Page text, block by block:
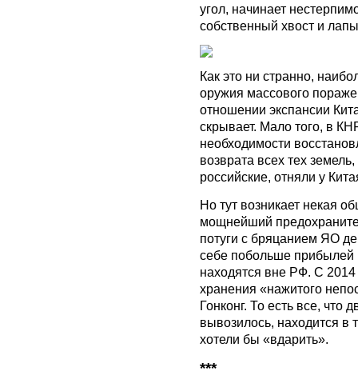
угол, начинает
собственный хвост и
Как это ни странно,
оружия массового
отношении экспансии
скрывает. Мало того, в
необходимости
возврата всех тех
российские, отняли у
Но тут возникает некая
мощнейший
потуги с бряцанием ЯО
себе побольше прибылей
находятся вне РФ. С
хранения «нажитого
Гонконг. То есть все, что
вывозилось, находится в
хотели бы «вдарить».
***